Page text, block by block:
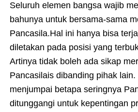
Seluruh elemen bangsa wajib
bahunya untuk bersama-sama
Pancasila.Hal ini hanya bisa
diletakan pada posisi yang
Artinya tidak boleh ada sikap
Pancasilais dibanding pihak
menjumpai betapa seringnya
ditunggangi untuk kepentingan